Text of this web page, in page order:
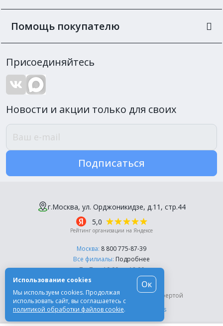
Помощь покупателю
Присоединяйтесь
Новости и акции только для своих
Подписаться
© Компания «Эль-Дент», 2003-2026
Цены на сайте не являются публичной офертой
Разработка сайта -Moscow Dynamics
г.Москва, ул. Орджоникидзе, д.11, стр.44
5,0
Рейтинг организации на Яндексе
Москва: 8 800 775-87-39
Все филиалы: Подробнее
Пн-Пт, с 10:00 до 18:00
Использование cookies
Мы используем cookies. Продолжая
использовать сайт, вы соглашаетесь с
политикой обработки файлов cookie.
Ок